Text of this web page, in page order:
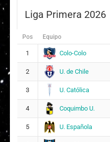
Liga Primera 2026
Pos Equipo
1 Colo-Colo
2 U. de Chile
3 U. Católica
4 Coquimbo U.
5 U. Española